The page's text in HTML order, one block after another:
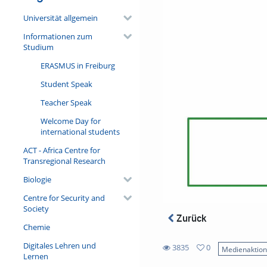
Universität allgemein
Informationen zum
Studium
ERASMUS in Freiburg
Student Speak
Teacher Speak
Welcome Day for
international students
ACT - Africa Centre for
Transregional Research
Biologie
Centre for Security and
Society
Chemie
Digitales Lehren und
Lernen
Zurück
3835
0